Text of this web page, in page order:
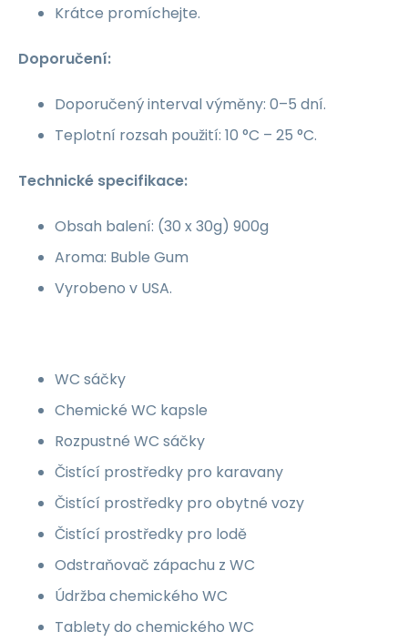
Krátce promíchejte.
Doporučení:
Doporučený interval výměny: 0–5 dní.
Teplotní rozsah použití: 10 °C – 25 °C.
Technické specifikace:
Obsah balení: (30 x 30g) 900g
Aroma: Buble Gum
Vyrobeno v USA.
WC sáčky
Chemické WC kapsle
Rozpustné WC sáčky
Čistící prostředky pro karavany
Čistící prostředky pro obytné vozy
Čistící prostředky pro lodě
Odstraňovač zápachu z WC
Údržba chemického WC
Tablety do chemického WC